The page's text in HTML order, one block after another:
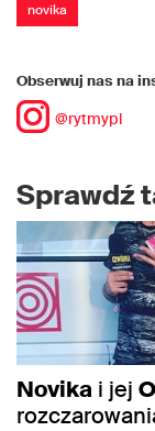
novika
Obserwuj nas na
@rytmypl
Sprawdź
Novika i jej